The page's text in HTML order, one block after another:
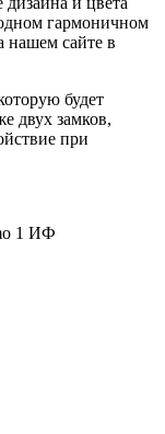
гармоничном
нашем сайте в
будет
двух замков,
при
1 ИФ